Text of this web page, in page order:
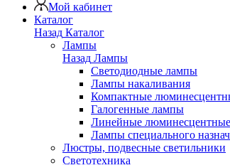
Мой кабинет
Каталог
Назад Каталог
Лампы
Назад Лампы
Светодиодные лампы
Лампы накаливания
Компактные
Галогенные лампы
Линейные
Лампы специального
Люстры, подвесные светильники
Светотехника